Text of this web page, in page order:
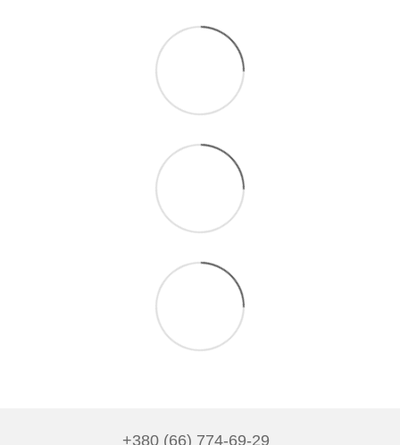
+380 (66) 774-69-29